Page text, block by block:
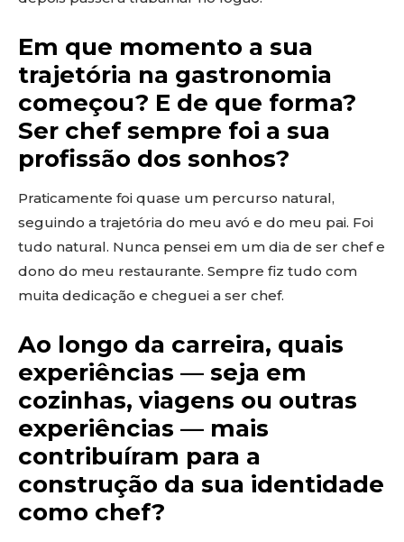
Em que momento a sua
trajetória na gastronomia
começou? E de que forma?
Ser chef sempre foi a sua
profissão dos sonhos?
Praticamente foi quase um percurso natural,
seguindo a trajetória do meu avó e do meu pai. Foi
tudo natural. Nunca pensei em um dia de ser chef e
dono do meu restaurante. Sempre fiz tudo com
muita dedicação e cheguei a ser chef.
Ao longo da carreira, quais
experiências — seja em
cozinhas, viagens ou outras
experiências — mais
contribuíram para a
construção da sua identidade
como chef?